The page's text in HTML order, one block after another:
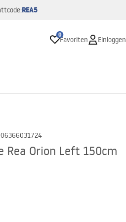
REA5
0
Favoriten Einloggen
Rea Orion Left 150cm